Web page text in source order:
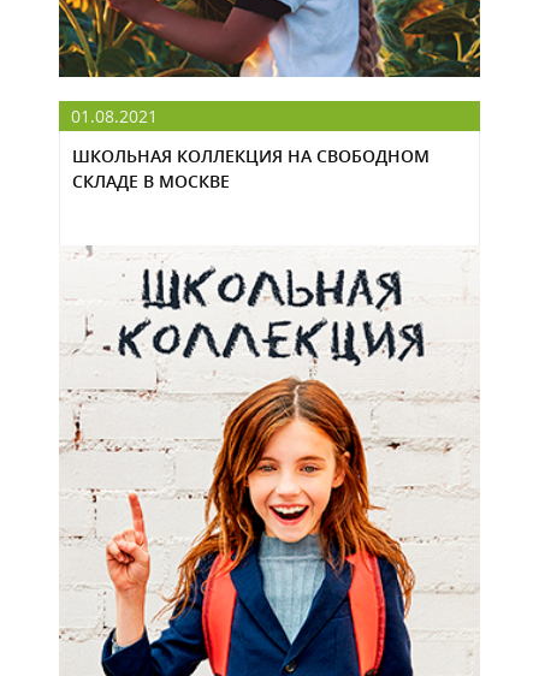
01.08.2021
ШКОЛЬНАЯ КОЛЛЕКЦИЯ НА СВОБОДНОМ
СКЛАДЕ В МОСКВЕ